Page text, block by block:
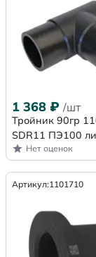
1 368 ₽ /шт
Тройник 90гр
SDR11 ПЭ100
Нет оценок
Артикул:1101710